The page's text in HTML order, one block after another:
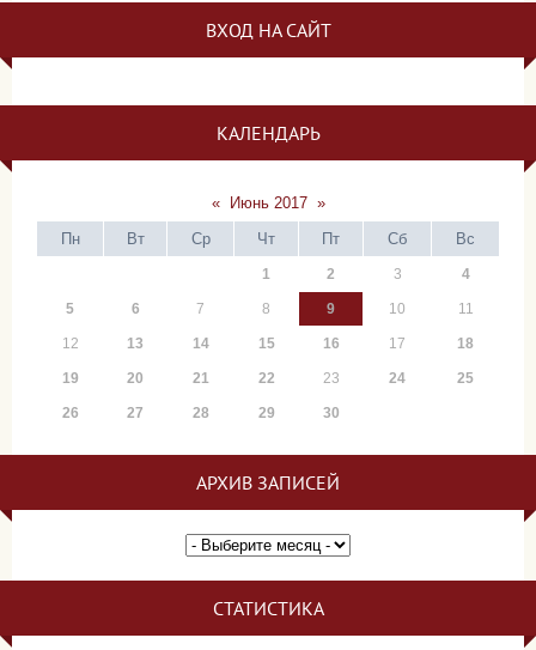
ВХОД НА САЙТ
КАЛЕНДАРЬ
« Июнь 2017 »
Пн
Вт Ср Чт Пт Сб Вс
1 2 3 4
5 6 7 8 9 10 11
12 13 14 15 16 17 18
19 20 21 22 23 24 25
26 27 28 29 30
АРХИВ ЗАПИСЕЙ
СТАТИСТИКА